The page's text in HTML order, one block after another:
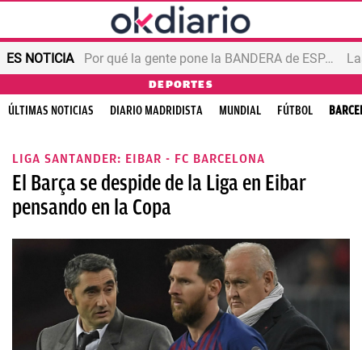
ES NOTICIA Por qué la gente pone la BANDERA de ESPAÑA en el balcón
DEPORTES
ÚLTIMAS NOTICIAS DIARIO MADRIDISTA MUNDIAL FÚTBOL
LIGA SANTANDER: EIBAR - FC BARCELONA
El Barça se despide de la Liga en Eibar
pensando en la Copa